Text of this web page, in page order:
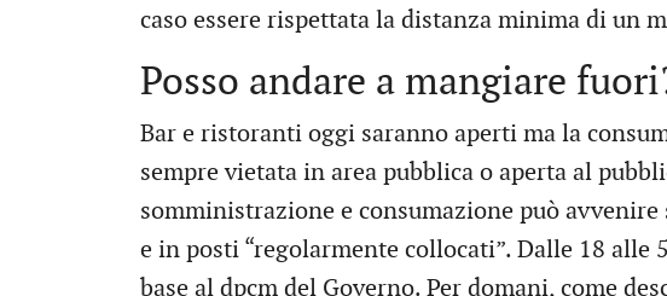
caso essere rispettata la distanza minima di un
Posso andare a mangiare
Bar e ristoranti oggi saranno aperti ma la
sempre vietata in area pubblica o aperta al
somministrazione e consumazione può
e in posti “regolarmente collocati”. Dalle 18 alle
base al dpcm del Governo. Per domani, come